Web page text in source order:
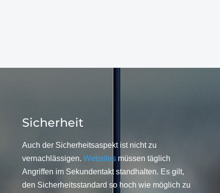
Sicherheit
Auch der Sicherheitsaspekt ist nicht zu
vernachlässigen. Websitesmüssen täglich
Angriffen im Sekundentakt standhalten. Es gilt,
den Sicherheitsstandard so hoch wie möglich zu